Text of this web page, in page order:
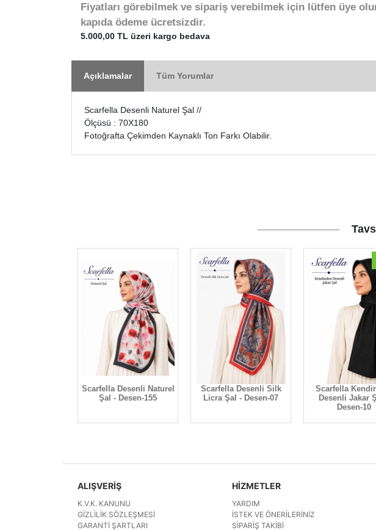
Fiyatları görebilmek ve sipariş verebilmek için lütfen üye
kapıda ödeme ücretsizdir.
5.000,00 TL üzeri kargo bedava
Açıklamalar Tüm Yorumlar
Scarfella Desenli Naturel Şal //
Ölçüsü : 70X180
Fotoğrafta Çekimden Kaynaklı Ton Farkı Olabilir.
Scarfella Desenli Naturel
Şal - Desen-155
Scarfella Desenli Silk
Licra Şal - Desen-07
Scarfella
Desenli Jakar
Desen-10
ALIŞVERİŞ
K.V.K. KANUNU
GIZLILIK SÖZLEŞMESI
GARANTI ŞARTLARI
HİZMETLER
YARDIM
İSTEK VE ÖNERILERINIZ
SIPARIŞ TAKIBI